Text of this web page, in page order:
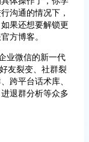
沟通的情况下，
果还想要解锁更
方博客。
业微信的新一代
友裂变、社群裂
跨平台话术库、
退群分析等众多